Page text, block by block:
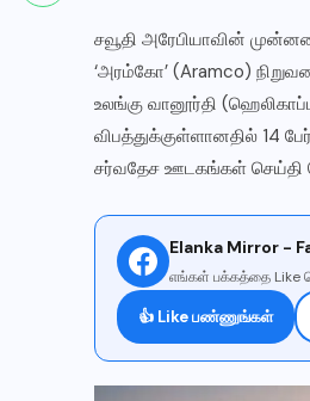
சவூதி அரேபியாவின்
‘அரம்கோ’ (Aramco)
உலங்கு வானூர்தி
விபத்துக்குள்ளானதில் 14
சர்வதேச ஊடகங்கள் செய்தி
Elanka Mirror -
எங்கள் பக்கத்தை Like
👍 Like பண்ணுங்கள்